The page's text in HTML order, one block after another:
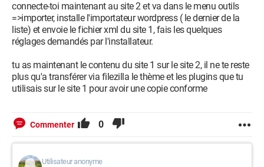
connecte-toi maintenant au site 2 et va dans le menu outils
=>importer, installe l'importateur wordpress ( le dernier de la
liste) et envoie le fichier xml du site 1, fais les quelques
réglages demandés par l'installateur.
tu as maintenant le contenu du site 1 sur le site 2, il ne te reste
plus qu'a transférer via filezilla le thème et les plugins que tu
utilisais sur le site 1 pour avoir une copie conforme
Commenter 0
Utilisateur anonyme